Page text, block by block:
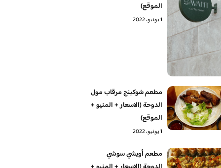
الموقع)
1 يونيو، 2022
مطعم شوكينج مرقاب مول
الدوحة (الاسعار + المنيو +
الموقع)
1 يونيو، 2022
مطعم أويشي سوشي